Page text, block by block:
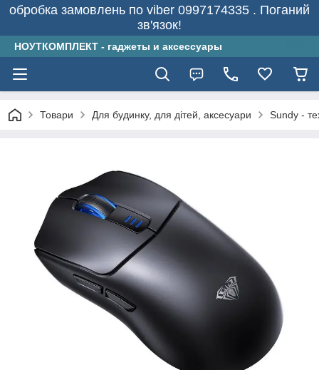
обробка замовлень по viber 0997174335 . Поганий
зв'язок!
НОУТКОМПЛЕКТ - гаджеты и аксессуары
Товари Для будинку, для дітей, аксесуари Sundy -